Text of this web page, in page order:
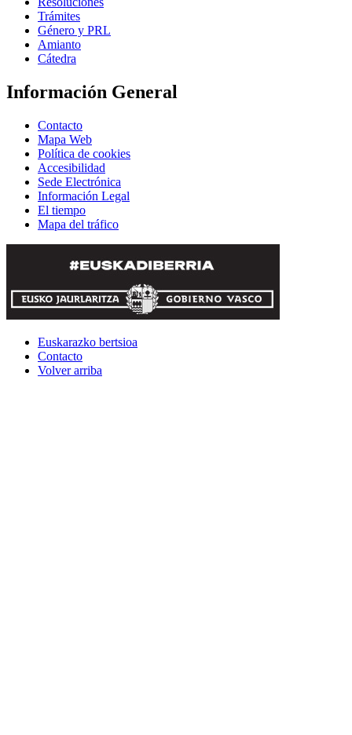
Trámites
Género y PRL
Amianto
Cátedra
Información General
Contacto
Mapa Web
Política de cookies
Accesibilidad
Sede Electrónica
Información Legal
El tiempo
Mapa del tráfico
Euskarazko bertsioa
Contacto
Volver arriba